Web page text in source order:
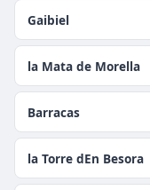
Gaibiel
la Mata de Morella
Barracas
la Torre dEn Besora